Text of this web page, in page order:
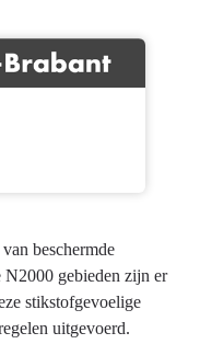
beschermde
N2000 gebieden zijn er
stikstofgevoelige
uitgevoerd.